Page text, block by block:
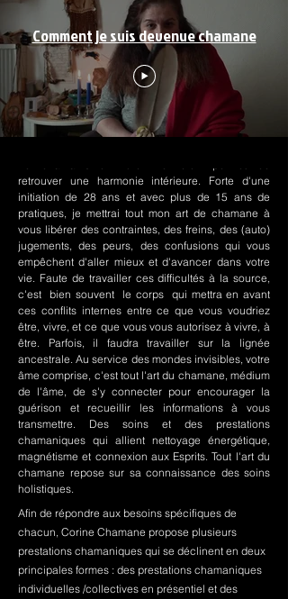
Comment je suis devenue chamane
retrouver une harmonie intérieure. Forte d'une
initiation de 28 ans et avec plus de 15 ans de
pratiques, je mettrai tout mon art de chamane à
vous libérer des contraintes, des freins, des (auto)
jugements, des peurs, des confusions qui vous
empêchent d'aller mieux et d'avancer dans votre
vie. Faute de travailler ces difficultés à la source,
c'est bien souvent le corps qui mettra en avant
ces conflits internes entre ce que vous voudriez
être, vivre, et ce que vous vous autorisez à vivre, à
être. Parfois, il faudra travailler sur la lignée
ancestrale. Au service des mondes invisibles, votre
âme comprise, c'est tout l'art du chamane, médium
de l'âme, de s'y connecter pour encourager la
guérison et recueillir les informations à vous
transmettre. Des soins et des prestations
chamaniques qui allient nettoyage énergétique,
magnétisme et connexion aux Esprits. Tout l'art du
chamane repose sur sa connaissance des soins
holistiques.
Afin de répondre aux besoins spécifiques de
chacun, Corine Chamane propose plusieurs
prestations chamaniques qui se déclinent en deux
principales formes : des prestations chamaniques
individuelles /collectives en présentiel et des